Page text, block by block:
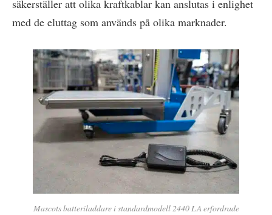
säkerställer att olika kraftkablar kan anslutas i enlighet
med de eluttag som används på olika marknader.
Mascots batteriladdare i standardmodell 2440 LA erfordrade